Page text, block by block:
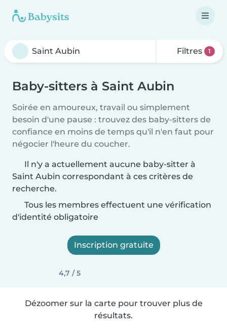
Filtres 1
Baby-sitters à Saint Aubin
Soirée en amoureux, travail ou simplement
besoin d'une pause : trouvez des baby-sitters de
confiance en moins de temps qu'il n'en faut pour
négocier l'heure du coucher.
Il n'y a actuellement aucune baby-sitter à
Saint Aubin correspondant à ces critères de
recherche.
Tous les membres effectuent une vérification
d'identité obligatoire
Inscription gratuite
4,7 / 5
Dézoomer sur la carte pour trouver plus de
résultats.